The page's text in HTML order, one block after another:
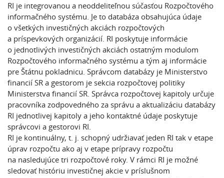
RI je integrovanou a neoddeliteľnou súčasťou Rozpočtového
informačného systému. Je to databáza obsahujúca údaje
o všetkých investičných akciách rozpočtových
a príspevkových organizácií. RI poskytuje informácie
o jednotlivých investičných akciách ostatným modulom
Rozpočtového informačného systému a tým aj informácie
pre Štátnu pokladnicu. Správcom databázy je Ministerstvo
financií SR a gestorom je sekcia rozpočtovej politiky
Ministerstva financií SR. Správca rozpočtovej kapitoly určuje
pracovníka zodpovedného za správu a aktualizáciu databázy
RI jednotlivej kapitoly a jeho kontaktné údaje poskytuje
správcovi a gestorovi RI.
RI je kontinuálny, t. j. schopný udržiavať jeden RI tak v etape
úprav rozpočtu ako aj v etape prípravy rozpočtu
na nasledujúce tri rozpočtové roky. V rámci RI je možné
sledovať históriu investičnej akcie v príslušnom